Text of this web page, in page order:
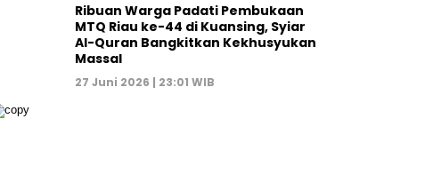
Ribuan Warga Padati Pembukaan
MTQ Riau ke-44 di Kuansing, Syiar
Al-Quran Bangkitkan Kekhusyukan
Massal
27 Juni 2026 | 23:01 WIB